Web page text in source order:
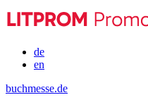
de
en
buchmesse.de